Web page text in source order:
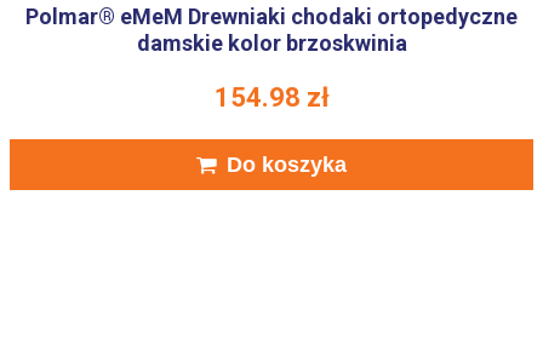
Polmar® eMeM Drewniaki chodaki ortopedyczne
damskie kolor brzoskwinia
154.98 zł
Do koszyka